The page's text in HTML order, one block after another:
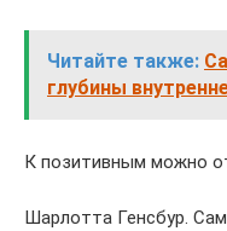
Читайте также:
глубины
К позитивным можно
Шарлотта Генсбур.